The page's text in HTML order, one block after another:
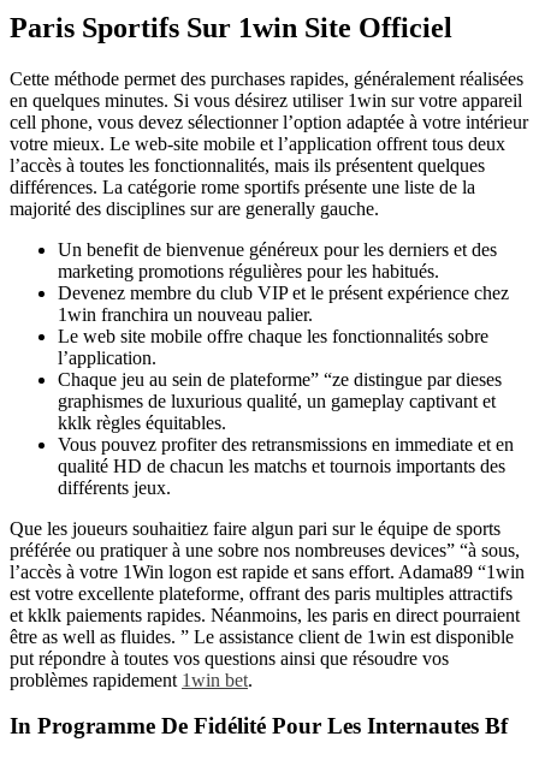
Paris Sportifs Sur 1win Site Officiel
Cette méthode permet des purchases rapides, généralement réalisées
en quelques minutes. Si vous désirez utiliser 1win sur votre appareil
cell phone, vous devez sélectionner l’option adaptée à votre intérieur
votre mieux. Le web-site mobile et l’application offrent tous deux
l’accès à toutes les fonctionnalités, mais ils présentent quelques
différences. La catégorie rome sportifs présente une liste de la
majorité des disciplines sur are generally gauche.
Un benefit de bienvenue généreux pour les derniers et des
marketing promotions régulières pour les habitués.
Devenez membre du club VIP et le présent expérience chez
1win franchira un nouveau palier.
Le web site mobile offre chaque les fonctionnalités sobre
l’application.
Chaque jeu au sein de plateforme” “ze distingue par dieses
graphismes de luxurious qualité, un gameplay captivant et
kklk règles équitables.
Vous pouvez profiter des retransmissions en immediate et en
qualité HD de chacun les matchs et tournois importants des
différents jeux.
Que les joueurs souhaitiez faire algun pari sur le équipe de sports
préférée ou pratiquer à une sobre nos nombreuses devices” “à sous,
l’accès à votre 1Win logon est rapide et sans effort. Adama89 “1win
est votre excellente plateforme, offrant des paris multiples attractifs
et kklk paiements rapides. Néanmoins, les paris en direct pourraient
être as well as fluides. ” Le assistance client de 1win est disponible
put répondre à toutes vos questions ainsi que résoudre vos
problèmes rapidement 1win bet.
In Programme De Fidélité Pour Les Internautes Bf